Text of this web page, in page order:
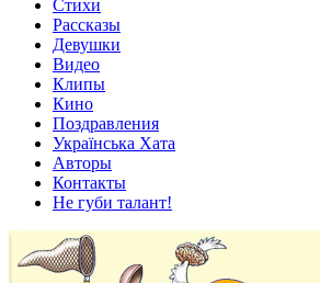
Стихи
Рассказы
Девушки
Видео
Клипы
Кино
Поздравления
Українська Хата
Авторы
Контакты
Не губи талант!